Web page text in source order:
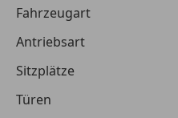
Kreditbetrag
Gesamtbetrag
Einberechnete Gebühren
Fahrzeugart
Antriebsart
Sitzplätze
Türen